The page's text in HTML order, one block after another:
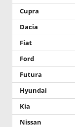
Cupra
Dacia
Fiat
Ford
Futura
Hyundai
Kia
Nissan